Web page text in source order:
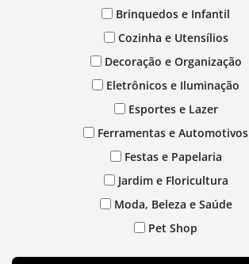
Brinquedos e Infantil
Cozinha e Utensílios
Decoração e Organização
Eletrônicos e Iluminação
Esportes e Lazer
Ferramentas e Automotivos
Festas e Papelaria
Jardim e Floricultura
Moda, Beleza e Saúde
Pet Shop